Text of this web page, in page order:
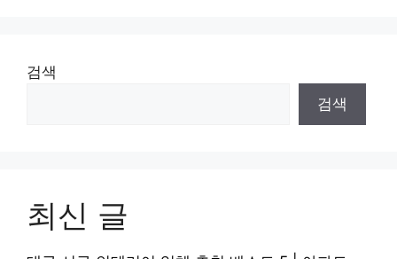
검색
검색
최신 글